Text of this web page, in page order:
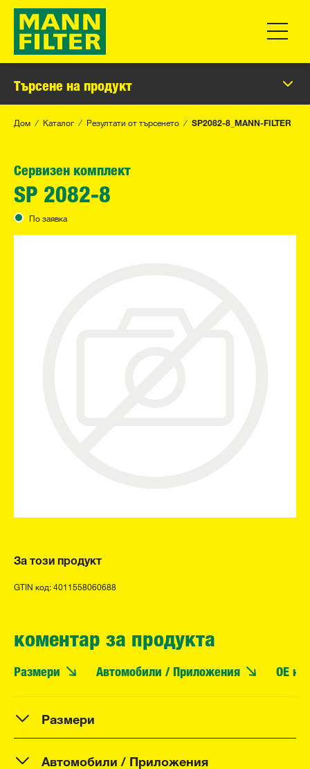
Търсене на продукт
Дом Каталог Резултати от търсенето SP2082-8_MANN-FILTER
Сервизен комплект
SP 2082-8
По заявка
За този продукт
GTIN код: 4011558060688
коментар за продукта
Размери Автомобили / Приложения OE
Размери
Автомобили / Приложения